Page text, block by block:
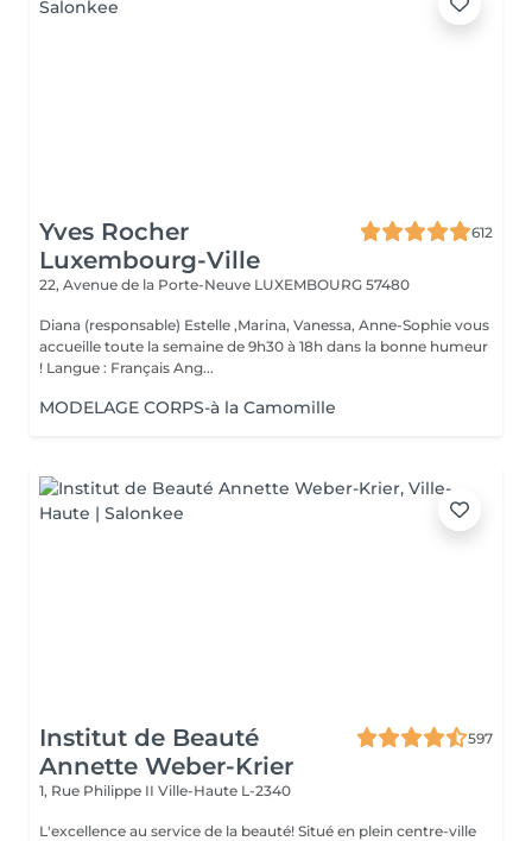
Yves Rocher
Luxembourg-Ville
612
22, Avenue de la Porte-Neuve LUXEMBOURG 57480
Diana (responsable) Estelle ,Marina, Vanessa, Anne-Sophie vous
accueille toute la semaine de 9h30 à 18h dans la bonne humeur
! Langue : Français Ang...
MODELAGE CORPS-à la Camomille
Institut de Beauté
Annette Weber-Krier
597
1, Rue Philippe II Ville-Haute L-2340
L'excellence au service de la beauté! Situé en plein centre-ville